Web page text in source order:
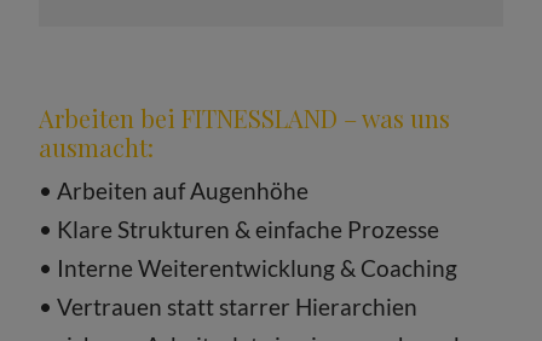
Arbeiten bei FITNESSLAND – was uns
ausmacht:
• Arbeiten auf Augenhöhe
• Klare Strukturen & einfache Prozesse
• Interne Weiterentwicklung & Coaching
• Vertrauen statt starrer Hierarchien